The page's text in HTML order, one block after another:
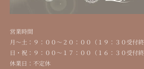
営業時間
⽉〜⼟：９：００〜２０：００（１９：３０受付終
⽇・祝：９：００〜１７：００（１６：３０受付終
休業⽇：不定休